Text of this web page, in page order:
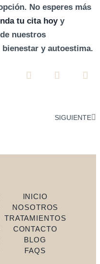
No esperes más
tu cita hoyy
nuestros
y autoestima.
SIGUIENTE
INICIO
NOSOTROS
TRATAMIENTOS
CONTACTO
BLOG
FAQS